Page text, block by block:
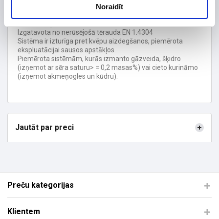
Noraidīt
produktu likvidēšanai no apkures iekārtām ar dabisku vilkmi.
Izgatavota no nerūsējošā tērauda EN 1.4304
Sistēma ir izturīga pret kvēpu aizdegšanos, piemērota
ekspluatācijai sausos apstākļos.
Piemērota sistēmām, kurās izmanto gāzveida, šķidro
(izņemot ar sēra saturu> = 0,2 masas%) vai cieto kurināmo
(izņemot akmeņogles un kūdru).
Jautāt par preci
Preču kategorijas
Klientem